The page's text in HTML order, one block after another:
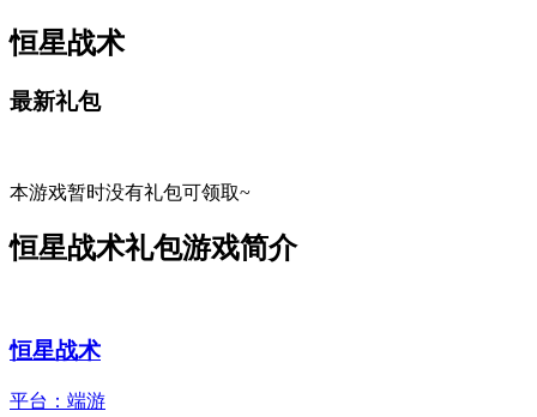
恒星战术
最新礼包
本游戏暂时没有礼包可领取~
恒星战术礼包游戏简介
恒星战术
平台：端游